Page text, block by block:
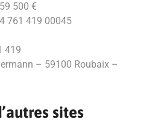
500 €
761 419 00045
419
– 59100 Roubaix –
sites